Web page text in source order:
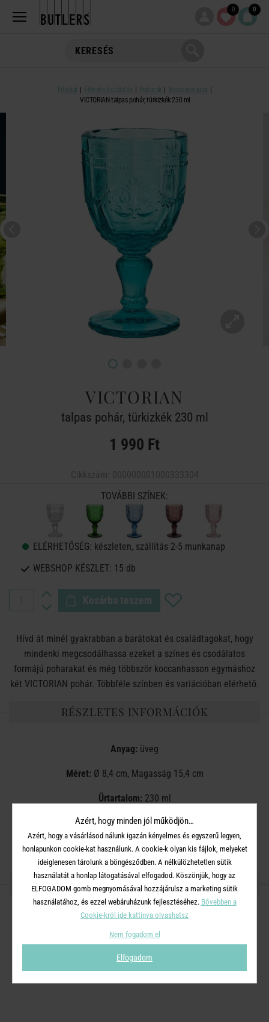
0 0
Főoldal Étkezés és tálalás Poharak
Boros poharak
VICTORIAN talpas pohár, türkizkék 230 ml
VICTORIAN
talpas pohár, türkizkék 230 ml
1 990 Ft
TOVÁBBI SZÍNEK:
ELÉRHETŐSÉG: készleten, szállítás 2-5 munkanap
WEBSHOP KÉSZLET: 15 db
Kosárba teszem
Hívd át minél gyakrabban a barátokat és családtagokat, hogy
mindenki megcsodálhassa ezeket a színes és csodálatos
formájú poharakat és még többször koccanhasson egymáshoz
két VICTORIAN pohár. Többféle színben és variációban elérhető.
RÉSZLETES INFORMÁCIÓK
Anyag: üveg
Méret:Ø 8,4 cm, Magasság 15,4 cm
Űrtartalom:230 ml
Mosogatógépben mosható. Mikrohullámú sütőben nem
használható.
OSZD MEG MÁSOKKAL!
A TERMÉKCSALÁD TOVÁBBI
TERMÉKEI
Azért, hogy minden jól működjön…
Azért, hogy a vásárlásod nálunk igazán kényelmes és egyszerű legyen,
honlapunkon cookie-kat használunk. A cookie-k olyan kis fájlok, melyeket
ideiglenesen tárolunk a böngésződben. A nélkülözhetetlen sütik
használatát a honlap látogatásával elfogadod. Köszönjük, hogy az
ELFOGADOM gomb megnyomásával hozzájárulsz a marketing sütik
használatához, és ezzel webáruházunk fejlesztéséhez. Bővebben a
Cookie-król ide kattinva olvashatsz
Nem fogadom el
Elfogadom